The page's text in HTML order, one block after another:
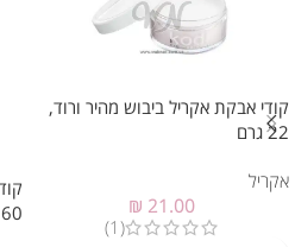
קודי אבקת אקריל ביבוש מהיר ורוד,
22 גרם
אקריל
₪ 21.00
(1)
60 גרם